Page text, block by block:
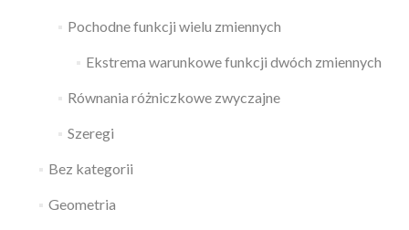
Pochodne funkcji wielu zmiennych
Ekstrema warunkowe funkcji dwóch zmiennych
Równania różniczkowe zwyczajne
Szeregi
Bez kategorii
Geometria